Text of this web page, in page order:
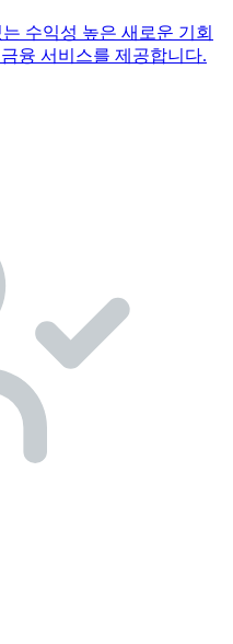
수익성 높은 새로운 기회
융 서비스를 제공합니다.